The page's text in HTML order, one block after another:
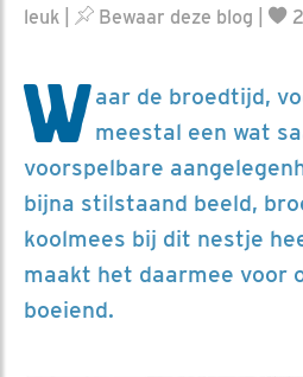
leuk
Bewaar deze blog
Waar de broedtijd,
meestal een wat
voorspelbare
bijna stilstaand beeld,
koolmees bij dit nestje
maakt het daarmee voor
boeiend.